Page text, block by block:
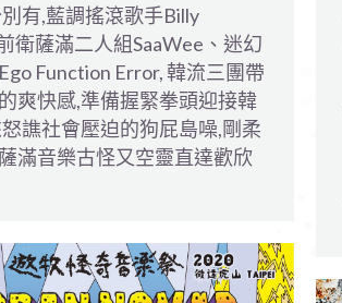
有,藍調搖滾歌手Billy
衛薩滿二人組SaaWee、迷幻
Function Error, 韓流三團帶
爽快感,準備握緊拳頭迎接韓
譙社會壓迫的狗屁島噪,剛柔
滿音樂古怪又空靈直達歡欣